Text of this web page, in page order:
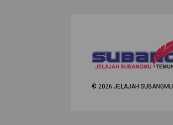
© 2026 JELAJAH SUBANGMU